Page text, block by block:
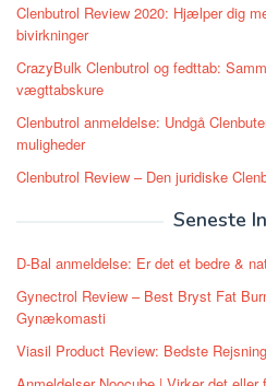
Clenbutrol Review 2020: Hjælper dig
bivirkninger
CrazyBulk Clenbutrol og fedttab:
vægttabskure
Clenbutrol anmeldelse: Undgå
muligheder
Clenbutrol Review – Den juridiske
Seneste
D-Bal anmeldelse: Er det et bedre &
Gynectrol Review – Best Bryst Fat
Gynækomasti
Viasil Product Review: Bedste